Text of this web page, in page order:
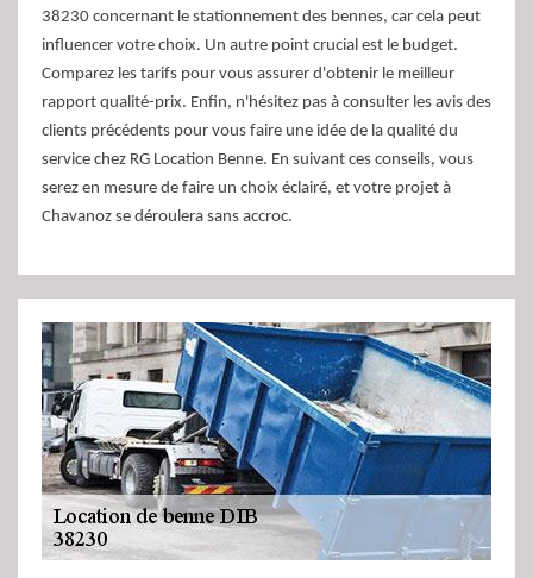
38230 concernant le stationnement des bennes, car cela peut
influencer votre choix. Un autre point crucial est le budget.
Comparez les tarifs pour vous assurer d'obtenir le meilleur
rapport qualité-prix. Enfin, n'hésitez pas à consulter les avis des
clients précédents pour vous faire une idée de la qualité du
service chez RG Location Benne. En suivant ces conseils, vous
serez en mesure de faire un choix éclairé, et votre projet à
Chavanoz se déroulera sans accroc.